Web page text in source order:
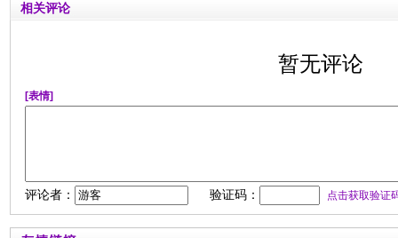
相关评论
暂无评论
[表情]
评论者： 验证码： 点击获取验证